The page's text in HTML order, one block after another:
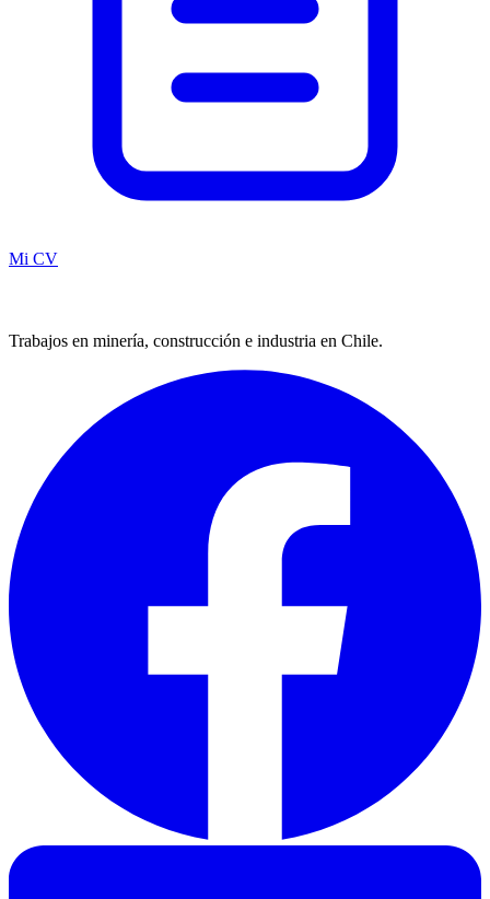
Mi CV
Trabajos en minería, construcción e industria en Chile.